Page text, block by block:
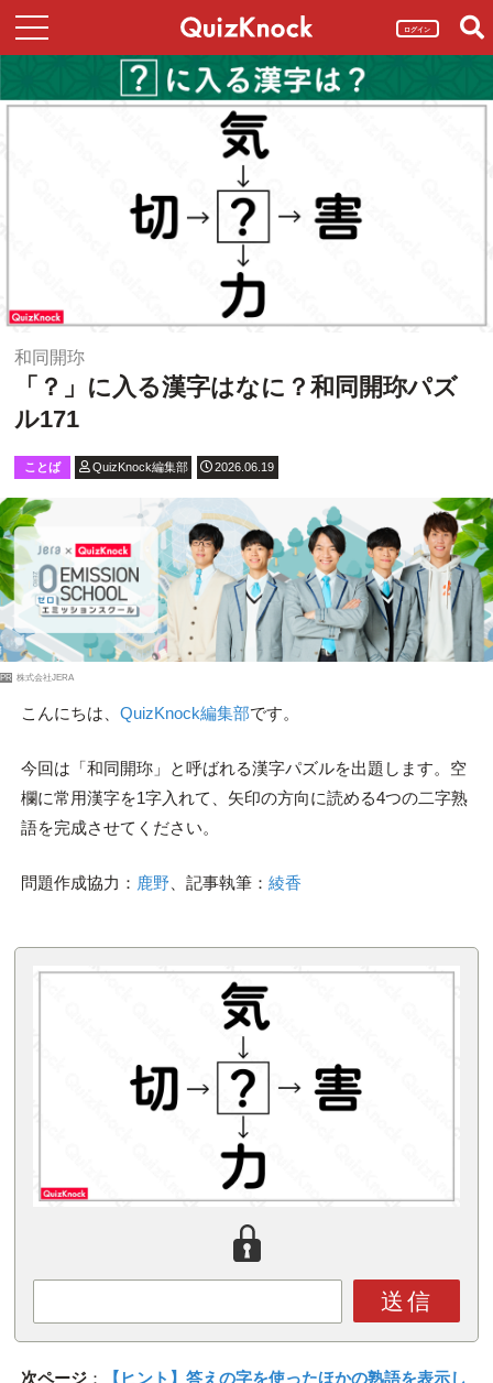
ログイン
和同開珎
「？」に入る漢字はなに？和同開珎パズ
ル171
ことば QuizKnock編集部 2026.06.19
PR 株式会社JERA
こんにちは、 QuizKnock編集部です。
今回は「和同開珎」と呼ばれる漢字パズルを出題します。空
欄に常用漢字を1字入れて、矢印の方向に読める4つの二字熟
語を完成させてください。
問題作成協力： 鹿野、記事執筆： 綾香
送信
次ページ：
【ヒント】答えの字を使ったほかの熟語を表示し